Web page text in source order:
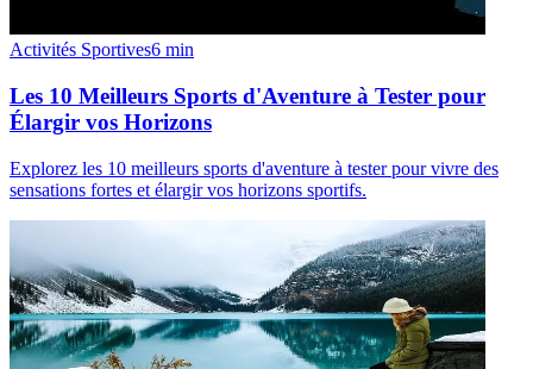
Activités Sportives6 min
Les 10 Meilleurs Sports d'Aventure à Tester pour
Élargir vos Horizons
Explorez les 10 meilleurs sports d'aventure à tester pour vivre des
sensations fortes et élargir vos horizons sportifs.